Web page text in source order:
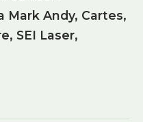
Andy, Cartes,
SEI Laser,